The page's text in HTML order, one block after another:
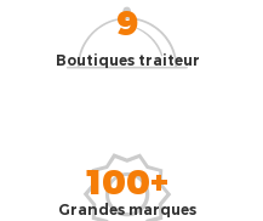
9
Boutiques traiteur
100+
Grandes marques